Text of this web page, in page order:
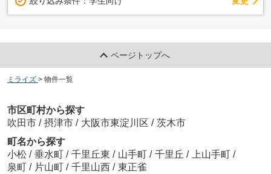
ページトップへ
ミライズ > 物件一覧
市区町村から探す
吹田市 / 摂津市 / 大阪市東淀川区 / 茨木市
町名から探す
小松 / 垂水町 / 千里丘東 / 山手町 / 千里丘 / 上山手町 /
泉町 / 片山町 / 千里山西 / 東正雀